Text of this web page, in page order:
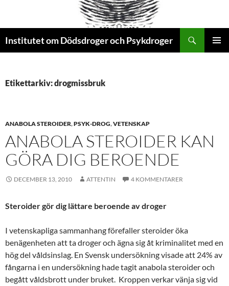
Institutet om Dödsdroger och Psykdroger
Etikettarkiv: drogmissbruk
ANABOLA STEROIDER,PSYK-DROG,VETENSKAP
ANABOLA STEROIDER KAN
GÖRA DIG BEROENDE
DECEMBER 13, 2010 ATTENTIN 4 KOMMENTARER
Steroider gör dig lättare beroende av droger
I vetenskapliga sammanhang förefaller steroider öka
benägenheten att ta droger och ägna sig åt kriminalitet med en
hög del våldsinslag. En Svensk undersökning visade att 24% av
fångarna i en undersökning hade tagit anabola steroider och
begått våldsbrott under bruket. Kroppen verkar vänja sig vid